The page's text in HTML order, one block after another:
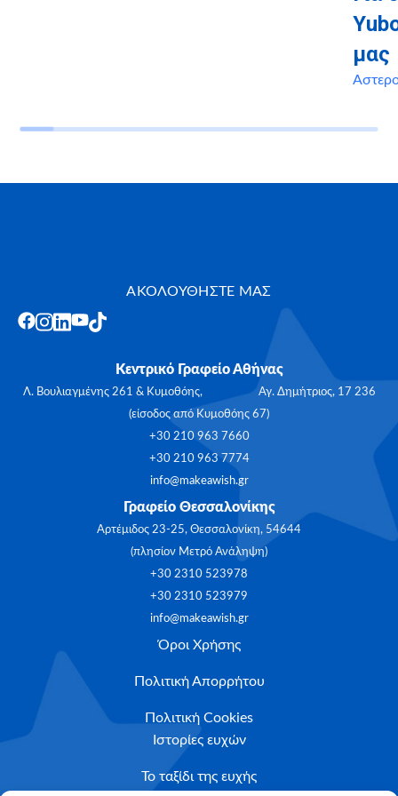
μας
ΑΚΟΛΟΥΘΗΣΤΕ ΜΑΣ
Κεντρικό Γραφείο Αθήνας
Λ. Βουλιαγμένης 261 & Κυμοθόης, Αγ. Δημήτριος, 17 236
(είσοδος από Κυμοθόης 67)
+30 210 963 7660
+30 210 963 7774
info@makeawish.gr
Γραφείο Θεσσαλονίκης
Αρτέμιδος 23-25, Θεσσαλονίκη, 54644
(πλησίον Μετρό Ανάληψη)
+30 2310 523978
+30 2310 523979
info@makeawish.gr
Όροι Χρήσης
Πολιτική Απορρήτου
Πολιτική Cookies
Ιστορίες ευχών
Το ταξίδι της ευχής